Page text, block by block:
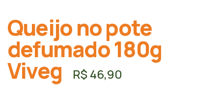
Queijo no pote
defumado 180g
Viveg R$46,90